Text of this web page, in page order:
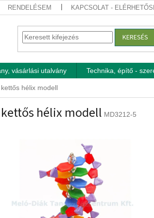
RENDELÉSEM KAPCSOLAT -
KERESÉS
vásárlási utalvány Technika, építő -
kettős hélix modell
kettős hélix modell MD3212-5